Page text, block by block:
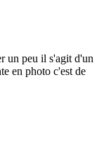
un peu il s'agit d'un
en photo c'est de